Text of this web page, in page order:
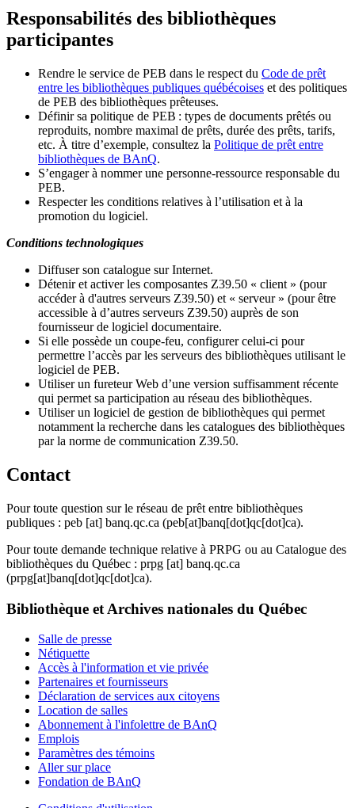
Responsabilités des bibliothèques
participantes
Rendre le service de PEB dans le respect du Code de prêt
entre les bibliothèques publiques québécoises et des politiques
de PEB des bibliothèques prêteuses.
Définir sa politique de PEB : types de documents prêtés ou
reproduits, nombre maximal de prêts, durée des prêts, tarifs,
etc. À titre d’exemple, consultez la Politique de prêt entre
bibliothèques de BAnQ.
S’engager à nommer une personne-ressource responsable du
PEB.
Respecter les conditions relatives à l’utilisation et à la
promotion du logiciel.
Conditions technologiques
Diffuser son catalogue sur Internet.
Détenir et activer les composantes Z39.50 « client » (pour
accéder à d'autres serveurs Z39.50) et « serveur » (pour être
accessible à d’autres serveurs Z39.50) auprès de son
fournisseur de logiciel documentaire.
Si elle possède un coupe-feu, configurer celui-ci pour
permettre l’accès par les serveurs des bibliothèques utilisant le
logiciel de PEB.
Utiliser un fureteur Web d’une version suffisamment récente
qui permet sa participation au réseau des bibliothèques.
Utiliser un logiciel de gestion de bibliothèques qui permet
notamment la recherche dans les catalogues des bibliothèques
par la norme de communication Z39.50.
Contact
Pour toute question sur le réseau de prêt entre bibliothèques
publiques : peb [at] banq.qc.ca (peb[at]banq[dot]qc[dot]ca).
Pour toute demande technique relative à PRPG ou au Catalogue des
bibliothèques du Québec : prpg [at] banq.qc.ca
(prpg[at]banq[dot]qc[dot]ca).
Bibliothèque et Archives nationales du Québec
Salle de presse
Nétiquette
Accès à l'information et vie privée
Partenaires et fournisseurs
Déclaration de services aux citoyens
Location de salles
Abonnement à l'infolettre de BAnQ
Emplois
Paramètres des témoins
Aller sur place
Fondation de BAnQ